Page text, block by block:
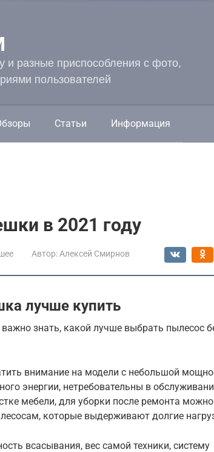
и разные приспособления с фото,
пользователей
Статьи Информация
в 2021 году
Автор: Алексей Смирнов
лучше купить
знать, какой лучше выбрать пылесос
внимание на модели с небольшой
энергии, нетребовательны в
мебели, для уборки после ремонта можно
которые выдерживают долгие
всасывания, вес самой техники, систему